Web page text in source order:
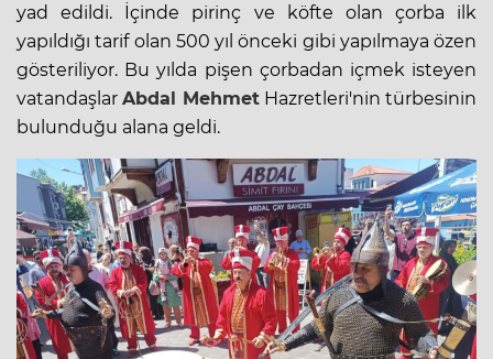
yad edildi. İçinde pirinç ve köfte olan çorba ilk
yapıldığı tarif olan 500 yıl önceki gibi yapılmaya özen
gösteriliyor. Bu yılda pişen çorbadan içmek isteyen
vatandaşlarAbdal MehmetHazretleri'nin türbesinin
bulunduğu alana geldi.